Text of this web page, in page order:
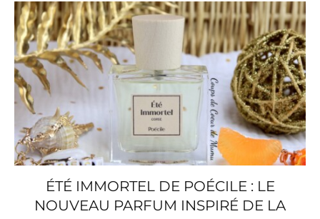
ÉTÉ IMMORTEL DE POÉCILE : LE
NOUVEAU PARFUM INSPIRÉ DE LA